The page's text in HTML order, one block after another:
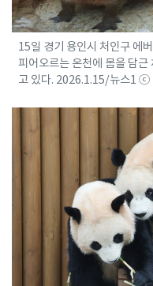
15일 경기 용인시 처인구 에
피어오르는 온천에 몸을 담
고 있다. 2026.1.15/뉴스1 ⓒ